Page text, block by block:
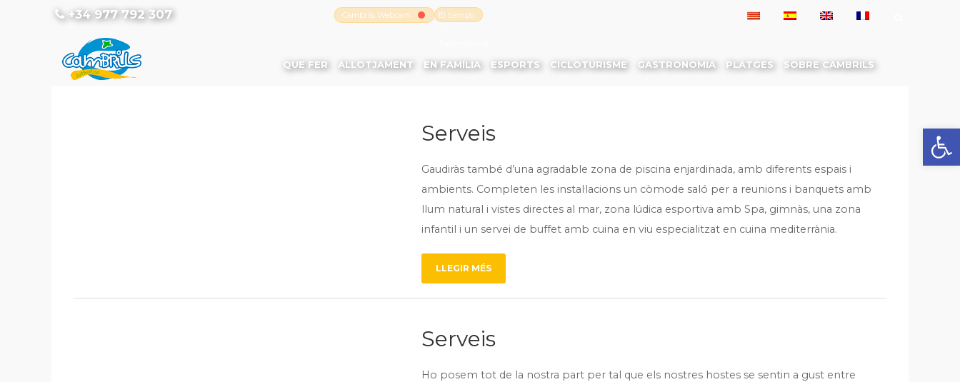
Obre
+34 977 792 307 Cambrils Webcam
El tiempo
QUE FER ALLOTJAMENT EN FAMÍLIA ESPORTS CICLOTURISME GASTRONOMIA PLATGES SOBRE CAMBRILS
Serveis
Gaudiràs també d’una agradable zona de piscina enjardinada, amb diferents espais i
ambients. Completen les instal·lacions un còmode saló per a reunions i banquets amb
llum natural i vistes directes al mar, zona lúdica esportiva amb Spa, gimnàs, una zona
infantil i un servei de buffet amb cuina en viu especialitzat en cuina mediterrània.
LLEGIR MÉS
Serveis
Ho posem tot de la nostra part per tal que els nostres hostes se sentin a gust entre